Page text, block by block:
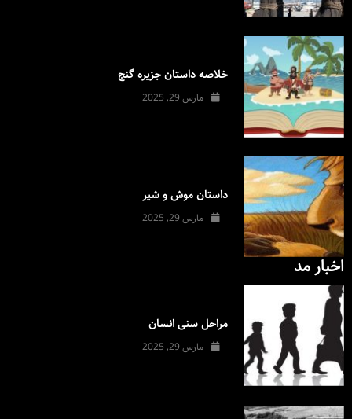
خلاصه داستان جزیره گنج
مارس 29, 2025
داستان موش و شیر
مارس 29, 2025
اخبار مد
مراحل سنی انسان
مارس 29, 2025